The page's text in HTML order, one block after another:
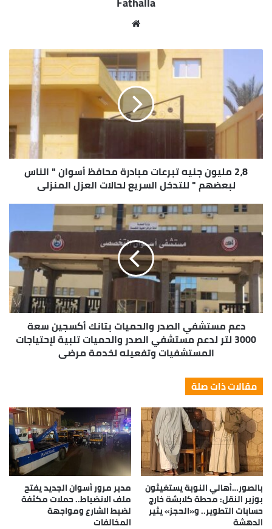
صياد ، ومن جانبه أكد الدكتور صلاح الدين مصيلحى على
من خلال المتابعة والتفتيش المستمر لنقاط السروح
والمسطح المائى ، وهو الذى سيساهم فى تحقيق
التوازن المطلوب وخفض أسعار جميع أنواع الأسماك فى
الأسواق المحلية .
2،8 مليون جنيه تبرعات مبادرة محافظ أسوان " الناس
لبعضهم " للتدخل السريع لحالات العزل المنزلى
دعم مستشفي الصدر والحميات بتانك أكسجين سعة
3000 لتر لدعم مستشفي الصدر والحميات تلبية لإحتياجات
المستشفيات وتفعيله لخدمة مرضى
مقالات ذات صلة
بالصور…أهالي النوبة يستغيثون
بوزير النقل: محطة كلابشة خارج
حسابات التطوير.. و«الحجز» يثير
الدهشة
مدير مرور أسوان الجديد يفتح
ملف الانضباط.. حملات مكثفة
لضبط الشارع ومواجهة
المخالفات